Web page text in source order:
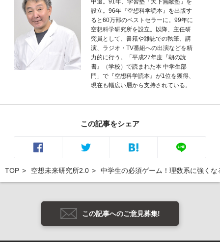
中退。91年、学習塾「天下無敵塾」を
設立。96年『空想科学読本』を出版す
ると60万部のベストセラーに。99年に
空想科学研究所を設立。以降、主任研
究員として、書籍や雑誌での執筆、講
演、ラジオ・TV番組への出演などを精
力的に行う。「平成27年度『朝の読
書』（学校）で読まれた本 中学生部
門」で『空想科学読本』が1位を獲得、
現在も幅広い層から支持されている。
この記事をシェア
TOP 空想未来研究所2.0 中学生の必須ゲーム！理数系に強く
この記事へのご意見募集!